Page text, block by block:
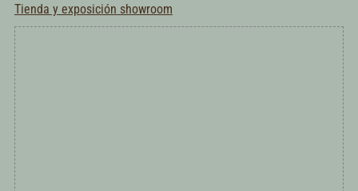
Tienda y exposición showroom